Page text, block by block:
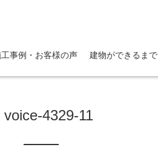
事例・お客様の声 建物ができるまで
4329-11